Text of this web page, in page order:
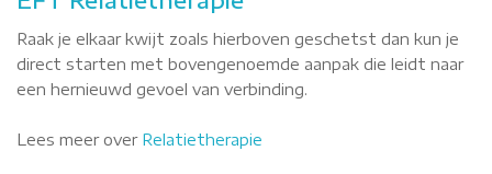
Raak je elkaar kwijt zoals hierboven geschetst dan kun je
direct starten met bovengenoemde aanpak die leidt naar
een hernieuwd gevoel van verbinding.
Lees meer over Relatietherapie